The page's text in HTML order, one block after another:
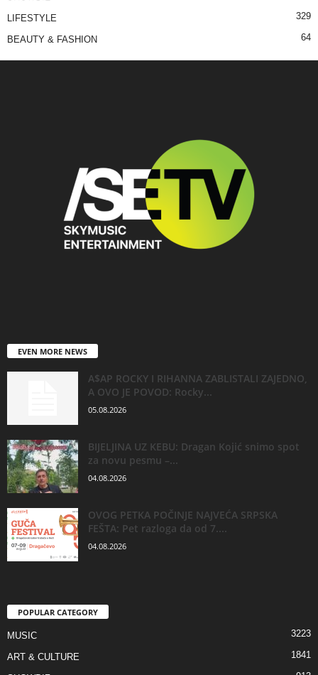
LIFESTYLE 329
BEAUTY & FASHION 64
EVEN MORE NEWS
A$AP ROCKY I RIHANNA ZABLISTALI ZAJEDNO,
A OVO JE POVOD: Rocky...
05.08.2026
BIJELJINA UZ KEBU: Dragan Kojić snimo spot
za novu pesmu –...
04.08.2026
OVOG PETKA POČINJE NAJVEĆA SRPSKA
FEŠTA: Pet razloga da od 7....
04.08.2026
POPULAR CATEGORY
MUSIC 3223
ART & CULTURE 1841